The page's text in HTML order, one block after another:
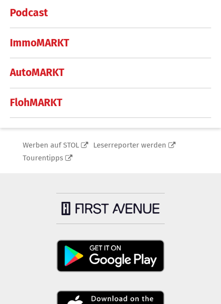
Podcast
ImmoMARKT
AutoMARKT
FlohMARKT
Werben auf STOL
Leserreporter werden
Tourentipps